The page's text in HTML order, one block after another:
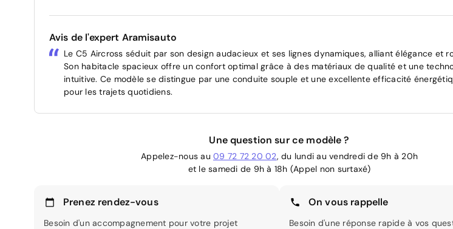
Avis de l'expert Aramisauto
Le C5 Aircross séduit par son design audacieux et ses lignes dynamiques, alliant élégance et
Son habitacle spacieux offre un confort optimal grâce à des matériaux de qualité et une
intuitive. Ce modèle se distingue par une conduite souple et une excellente efficacité
pour les trajets quotidiens.
Une question sur ce modèle ?
Appelez-nous au 09 72 72 20 02, du lundi au vendredi de 9h à 20h
et le samedi de 9h à 18h (Appel non surtaxé)
Prenez rendez-vous
Besoin d'un accompagnement pour votre projet
On vous rappelle
Besoin d'une réponse rapide à vos